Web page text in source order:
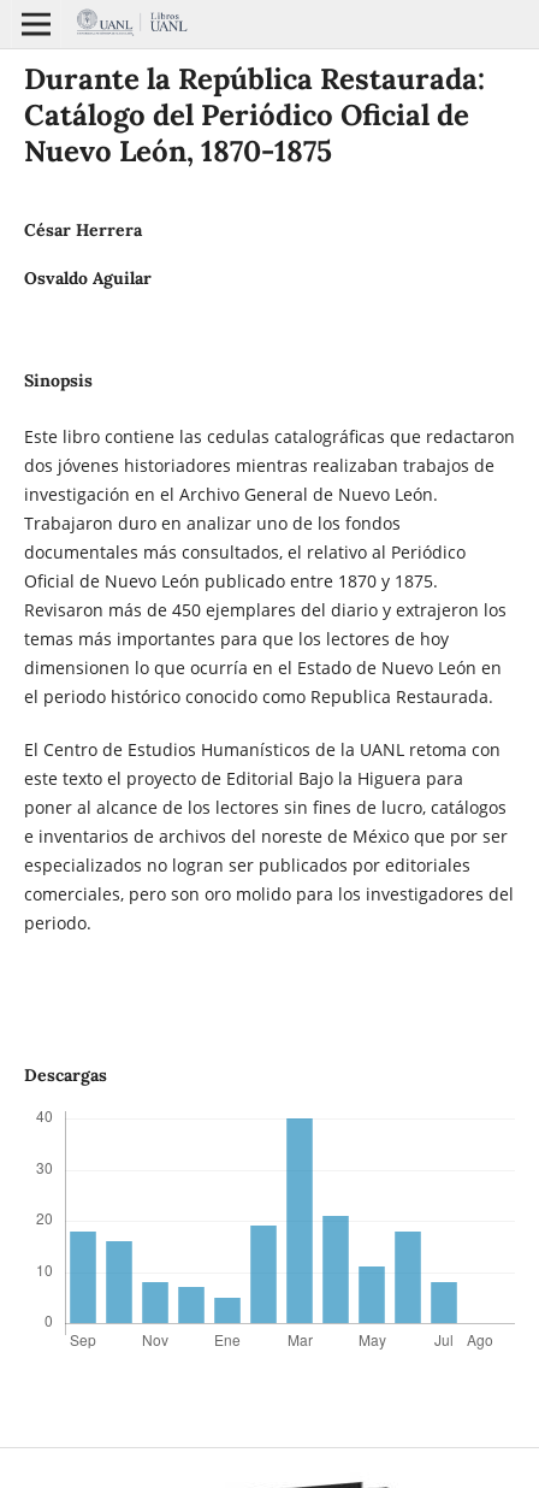
Durante la República Restaurada:
Catálogo del Periódico Oficial de
Nuevo León, 1870-1875
César Herrera
Osvaldo Aguilar
Sinopsis
Este libro contiene las cedulas catalográficas que redactaron
dos jóvenes historiadores mientras realizaban trabajos de
investigación en el Archivo General de Nuevo León.
Trabajaron duro en analizar uno de los fondos
documentales más consultados, el relativo al Periódico
Oficial de Nuevo León publicado entre 1870 y 1875.
Revisaron más de 450 ejemplares del diario y extrajeron los
temas más importantes para que los lectores de hoy
dimensionen lo que ocurría en el Estado de Nuevo León en
el periodo histórico conocido como Republica Restaurada.
El Centro de Estudios Humanísticos de la UANL retoma con
este texto el proyecto de Editorial Bajo la Higuera para
poner al alcance de los lectores sin fines de lucro, catálogos
e inventarios de archivos del noreste de México que por ser
especializados no logran ser publicados por editoriales
comerciales, pero son oro molido para los investigadores del
periodo.
Descargas